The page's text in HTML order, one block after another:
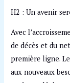
H2 : Un avenir
Avec
de décès et du
première ligne.
aux nouveaux